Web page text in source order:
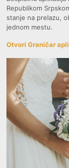
Republikom
stanje na prelazu,
jednom mestu.
Otvori Graničar